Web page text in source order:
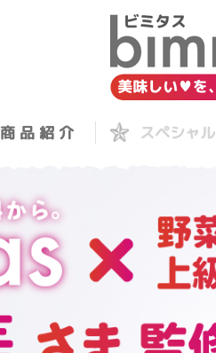
商 品 紹 介 スペシャル